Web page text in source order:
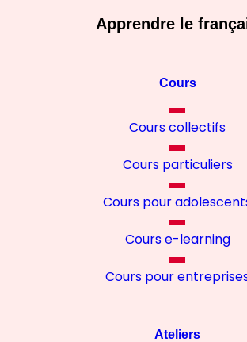
Apprendre le
Cours
Cours collectifs
Cours particuliers
Cours pour
Cours e-learning
Cours pour
Ateliers